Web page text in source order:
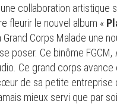
collaboration
fleurir le nouvel album «
Corps Malade une
poser. Ce binôme FGCM,
Ce grand corps
de sa petite
mieux servi que par